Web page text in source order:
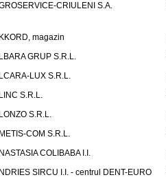
CRIULENI S.A.
magazin
GRUP S.R.L.
LUX S.R.L.
S.R.L.
S.R.L.
COM S.R.L.
COLIBABA I.I.
SIRCU I.I. - centrul DENT-EURO